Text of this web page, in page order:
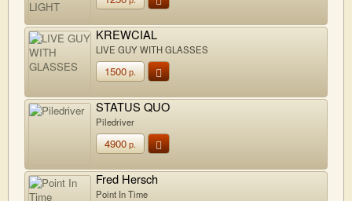
KREWCIAL
LIVE GUY WITH GLASSES
1500р.
STATUS QUO
Piledriver
4900р.
Fred Hersch
Point In Time